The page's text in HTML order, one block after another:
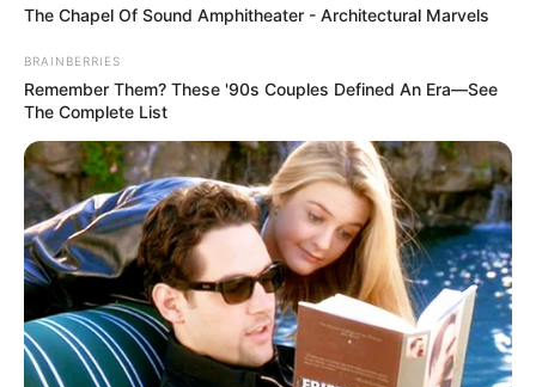
The Chapel Of Sound Amphitheater - Architectural Marvels
BRAINBERRIES
Remember Them? These '90s Couples Defined An Era—See
The Complete List